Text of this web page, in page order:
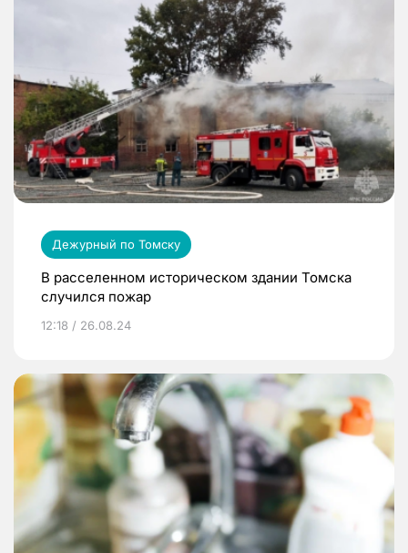
Дежурный по Томску
В расселенном историческом здании Томска
случился пожар
12:18 / 26.08.24